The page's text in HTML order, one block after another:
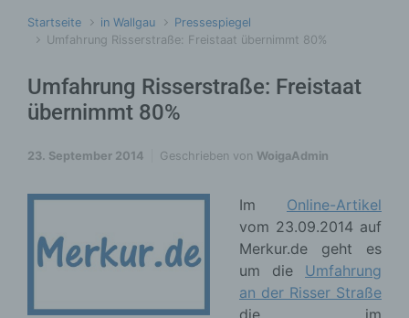
Startseite in Wallgau
Pressespiegel
Umfahrung Risserstraße: Freistaat übernimmt 80%
Umfahrung Risserstraße: Freistaat
übernimmt 80%
23. September 2014 Geschrieben von WoigaAdmin
Im Online-Artikel
vom 23.09.2014 auf
Merkur.de geht es
um die Umfahrung
an der Risser Straße
die im